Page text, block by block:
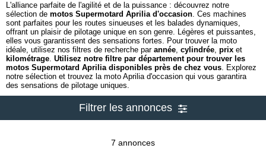
L'alliance parfaite de l'agilité et de la puissance : découvrez notre
sélection de motos Supermotard Aprilia d'occasion. Ces machines
sont parfaites pour les routes sinueuses et les balades dynamiques,
offrant un plaisir de pilotage unique en son genre. Légères et puissantes,
elles vous garantissent des sensations fortes. Pour trouver la moto
idéale, utilisez nos filtres de recherche par année, cylindrée, prix et
kilométrage. Utilisez notre filtre par département pour trouver les
motos Supermotard Aprilia disponibles près de chez vous. Explorez
notre sélection et trouvez la moto Aprilia d'occasion qui vous garantira
des sensations de pilotage uniques.
Filtrer les annonces
7 annonces